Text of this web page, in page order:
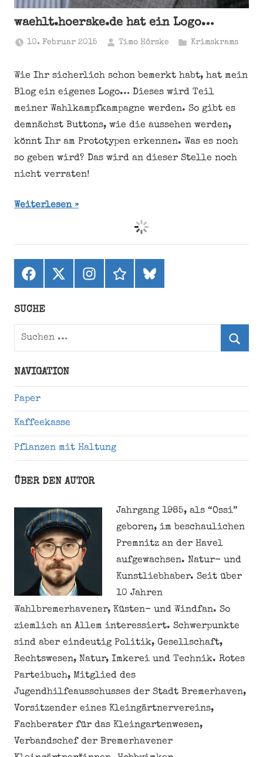
waehlt.hoerske.de hat ein Logo…
10. Februar 2015 Timo Hörske Krimskrams
Wie Ihr sicherlich schon bemerkt habt, hat mein
Blog ein eigenes Logo… Dieses wird Teil
meiner Wahlkampfkampagne werden. So gibt es
demnächst Buttons, wie die aussehen werden,
könnt Ihr am Prototypen erkennen. Was es noch
so geben wird? Das wird an dieser Stelle noch
nicht verraten!
Weiterlesen
Facebook
X
(ehemals
Instagramthreadsbluesky
SUCHE
Suchen
NAVIGATION
Paper
Kaffeekasse
Pflanzen mit Haltung
ÜBER DEN AUTOR
Jahrgang 1985, als “Ossi”
geboren, im beschaulichen
Premnitz an der Havel
aufgewachsen. Natur- und
Kunstliebhaber. Seit über
10 Jahren
Wahlbremerhavener, Küsten- und Windfan. So
ziemlich an Allem interessiert. Schwerpunkte
sind aber eindeutig Politik, Gesellschaft,
Rechtswesen, Natur, Imkerei und Technik. Rotes
Parteibuch, Mitglied des
Jugendhilfeausschusses der Stadt Bremerhaven,
Vorsitzender eines Kleingärtnervereins,
Fachberater für das Kleingartenwesen,
Verbandschef der Bremerhavener